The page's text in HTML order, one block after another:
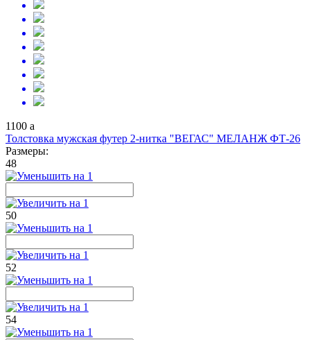
1100 a
Толстовка мужская футер 2-нитка "ВЕГАС" МЕЛАНЖ ФТ-26
Размеры:
48
50
52
54